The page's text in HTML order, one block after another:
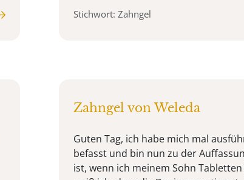
Stichwort: Zahngel
Zahngel von Weleda
Guten Tag, ich habe mich mal
befasst und bin nun zu der
ist, wenn ich meinem Sohn